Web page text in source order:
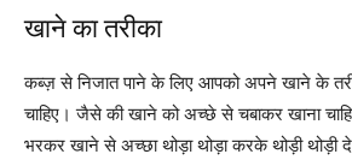
खाने का तरीका
कब्ज़ से निजात पाने के लिए आपको अपने खाने के
चाहिए। जैसे की खाने को अच्छे से चबाकर खाना
भरकर खाने से अच्छा थोड़ा थोड़ा करके थोड़ी